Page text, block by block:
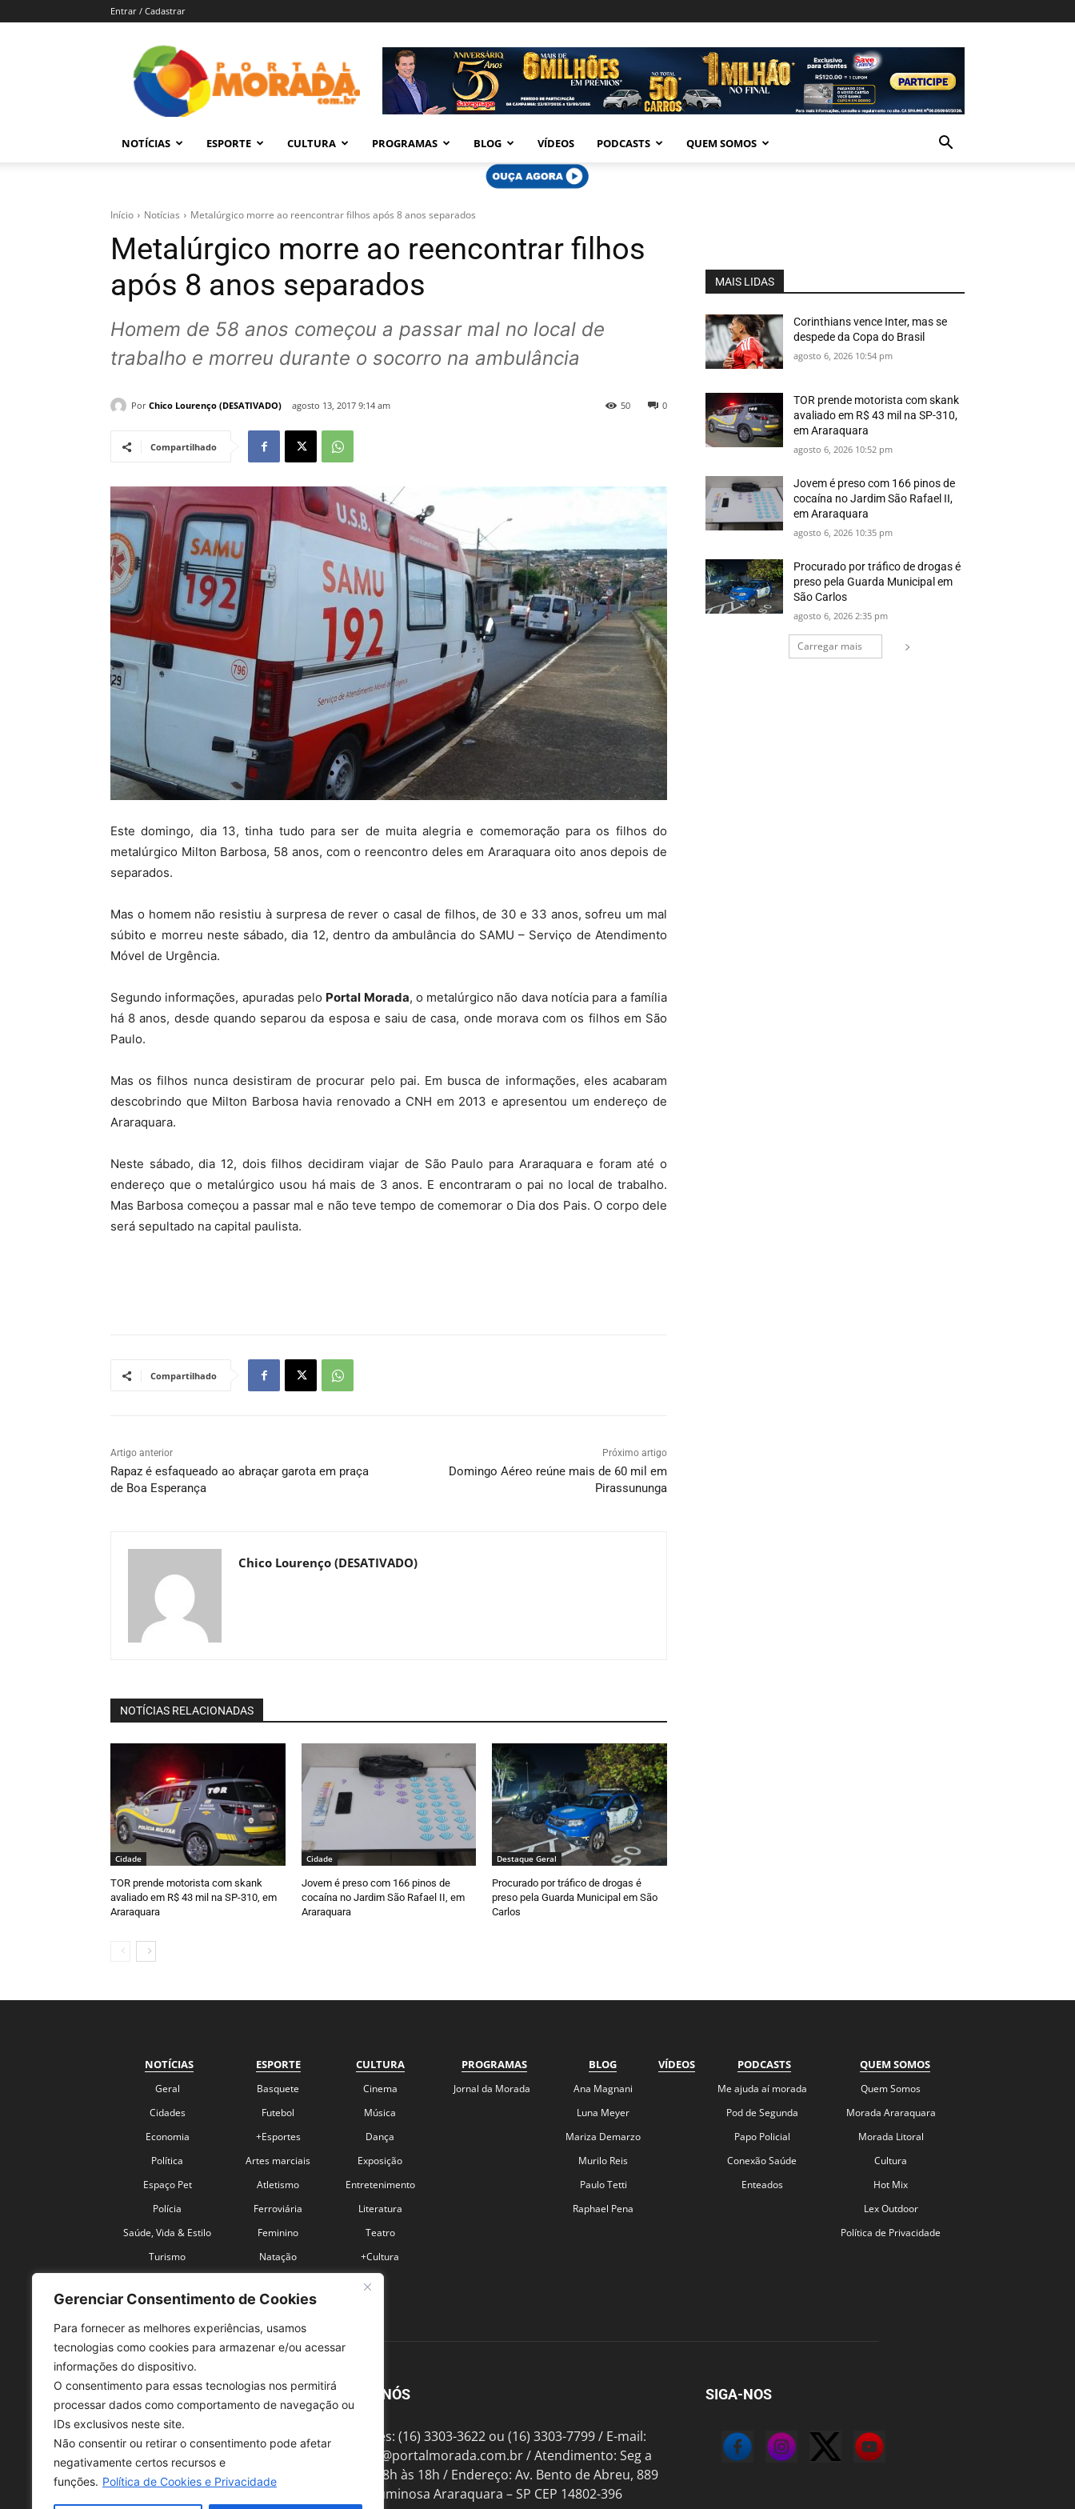
Gerenciar Consentimento de Cookies
Para fornecer as melhores experiências, usamos
tecnologias como cookies para armazenar e/ou acessar
informações do dispositivo.
O consentimento para essas tecnologias nos permitirá
processar dados como comportamento de navegação ou
IDs exclusivos neste site.
Não consentir ou retirar o consentimento pode afetar
negativamente certos recursos e
funções. Política de Cookies e Privacidade
Entrar / Cadastrar
Morada
–
Araraquara
NOTÍCIAS ESPORTE CULTURA PROGRAMAS BLOG VÍDEOS PODCASTS QUEM SOMOS
Início Notícias Metalúrgico morre ao reencontrar filhos após 8 anos separados
Metalúrgico morre ao reencontrar filhos
após 8 anos separados
Homem de 58 anos começou a passar mal no local de
trabalho e morreu durante o socorro na ambulância
Por Chico Lourenço (DESATIVADO) agosto 13, 2017 9:14 am 0
50
Compartilhado
Este domingo, dia 13, tinha tudo para ser de muita alegria e comemoração para os filhos do
metalúrgico Milton Barbosa, 58 anos, com o reencontro deles em Araraquara oito anos depois de
separados.
Mas o homem não resistiu à surpresa de rever o casal de filhos, de 30 e 33 anos, sofreu um mal
súbito e morreu neste sábado, dia 12, dentro da ambulância do SAMU – Serviço de Atendimento
Móvel de Urgência.
Segundo informações, apuradas pelo Portal Morada, o metalúrgico não dava notícia para a família
há 8 anos, desde quando separou da esposa e saiu de casa, onde morava com os filhos em São
Paulo.
Mas os filhos nunca desistiram de procurar pelo pai. Em busca de informações, eles acabaram
descobrindo que Milton Barbosa havia renovado a CNH em 2013 e apresentou um endereço de
Araraquara.
Neste sábado, dia 12, dois filhos decidiram viajar de São Paulo para Araraquara e foram até o
endereço que o metalúrgico usou há mais de 3 anos. E encontraram o pai no local de trabalho.
Mas Barbosa começou a passar mal e não teve tempo de comemorar o Dia dos Pais. O corpo dele
será sepultado na capital paulista.
Compartilhado
Artigo anterior
Rapaz é esfaqueado ao abraçar garota em praça
de Boa Esperança
Próximo artigo
Domingo Aéreo reúne mais de 60 mil em
Pirassununga
Chico Lourenço (DESATIVADO)
NOTÍCIAS RELACIONADAS
Cidade
TOR prende motorista com skank
avaliado em R$ 43 mil na SP-310, em
Araraquara
Cidade
Jovem é preso com 166 pinos de
cocaína no Jardim São Rafael II, em
Araraquara
Destaque Geral
Procurado por tráfico de drogas é
preso pela Guarda Municipal em São
Carlos
MAIS LIDAS
Corinthians vence Inter, mas se
despede da Copa do Brasil
agosto 6, 2026 10:54 pm
TOR prende motorista com skank
avaliado em R$ 43 mil na SP-310,
em Araraquara
agosto 6, 2026 10:52 pm
Jovem é preso com 166 pinos de
cocaína no Jardim São Rafael II,
em Araraquara
agosto 6, 2026 10:35 pm
Procurado por tráfico de drogas é
preso pela Guarda Municipal em
São Carlos
agosto 6, 2026 2:35 pm
Carregar mais
NOTÍCIAS
Geral
Cidades
Economia
Política
Espaço Pet
Polícia
Saúde, Vida & Estilo
Turismo
ESPORTE
Basquete
Futebol
+Esportes
Artes marciais
Atletismo
Ferroviária
Feminino
Natação
CULTURA
Cinema
Música
Dança
Exposição
Entretenimento
Literatura
Teatro
+Cultura
PROGRAMAS
Jornal da Morada
BLOG
Ana Magnani
Luna Meyer
Mariza Demarzo
Murilo Reis
Paulo Tetti
Raphael Pena
VÍDEOS PODCASTS
Me ajuda aí morada
Pod de Segunda
Papo Policial
Conexão Saúde
Enteados
QUEM SOMOS
Quem Somos
Morada Araraquara
Morada Litoral
Cultura
Hot Mix
Lex Outdoor
Política de Privacidade
SOBRE NÓS
Telefones: (16) 3303-3622 ou (16) 3303-7799 / E-mail:
contato@portalmorada.com.br/ Atendimento: Seg a
Sex das 8h às 18h / Endereço: Av. Bento de Abreu, 889
Fonte Luminosa Araraquara – SP CEP 14802-396
SIGA-NOS